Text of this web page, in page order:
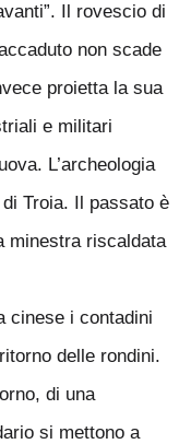
Il rovescio di
non scade
proietta la sua
e militari
L’archeologia
Troia. Il passato è
minestra riscaldata
cinese i contadini
delle rondini.
di una
si mettono a